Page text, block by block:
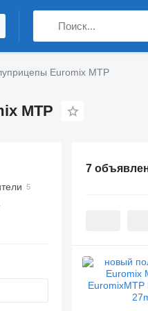
Euromix MTP
MTP
7